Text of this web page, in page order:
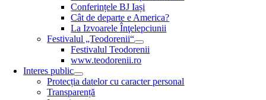
Conferințele BJ Iași
Cât de departe e America?
La Izvoarele Înţelepciunii
Festivalul „Teodorenii“
Festivalul Teodorenii
www.teodorenii.ro
Interes public
Protecția datelor cu caracter personal
Transparență